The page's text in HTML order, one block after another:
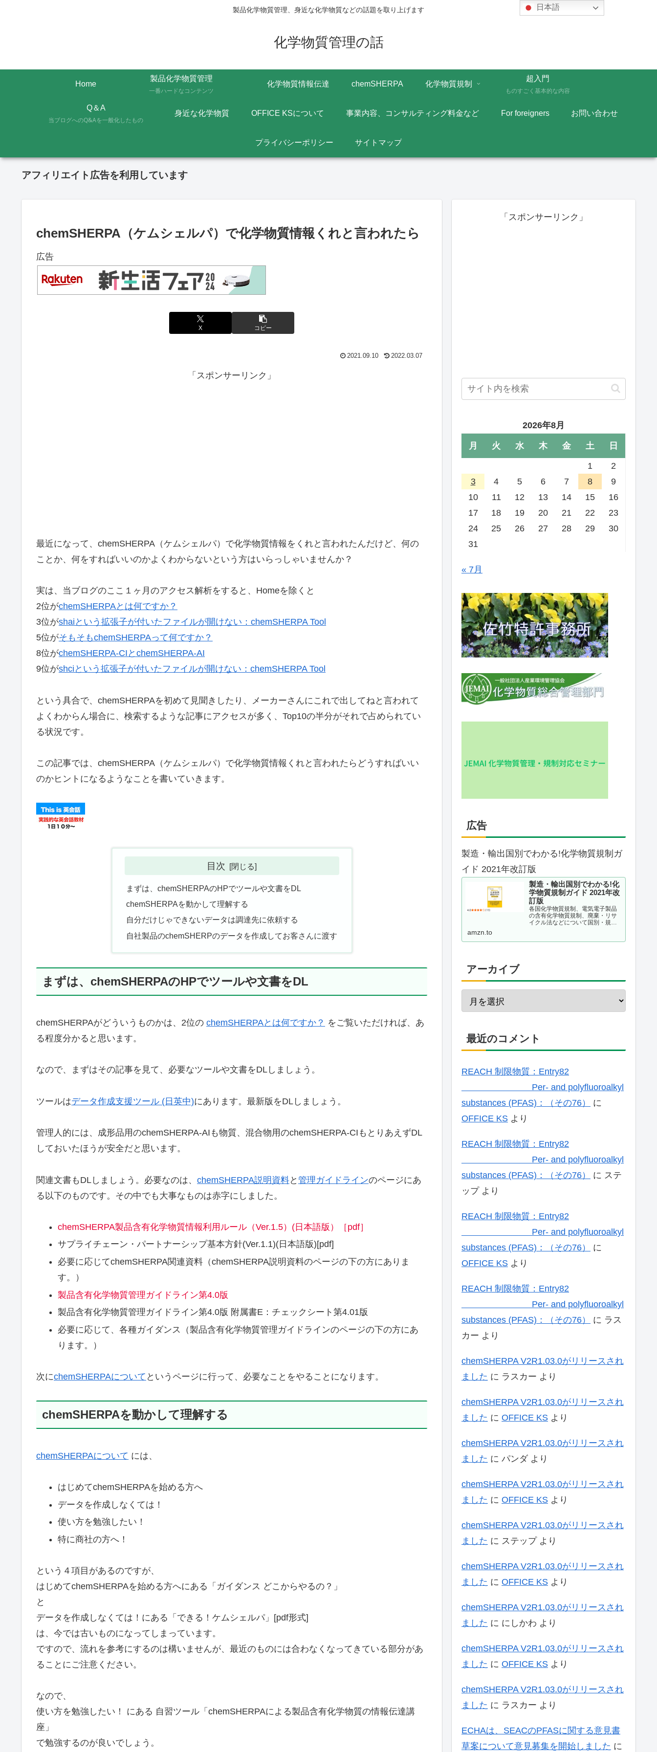
製品化学物質管理、身近な化学物質などの話題を取り上げます
化学物質管理の話
Home
製品化学物質管理
一番ハードなコンテンツ
化学物質情報伝達 chemSHERPA 化学物質規制
超入門
ものすごく基本的な内容
Q＆A
当ブログへのQ&Aを一般化したもの
身近な化学物質 OFFICE KSについて 事業内容、コンサルティング料金など For foreigners お問い合わせ
プライバシーポリシー サイトマップ
アフィリエイト広告を利用しています
chemSHERPA（ケムシェルパ）で化学物質情報くれと言われたら
広告
X コピー
2021.09.10 2022.03.07
「スポンサーリンク」
最近になって、chemSHERPA（ケムシェルパ）で化学物質情報をくれと言われたんだけど、何の
ことか、何をすればいいのかよくわからないという方はいらっしゃいませんか？
実は、当ブログのここ１ヶ月のアクセス解析をすると、Homeを除くと
2位がchemSHERPAとは何ですか？
3位がshaiという拡張子が付いたファイルが開けない：chemSHERPA Tool
5位がそもそもchemSHERPAって何ですか？
8位がchemSHERPA-CIとchemSHERPA-AI
9位がshciという拡張子が付いたファイルが開けない：chemSHERPA Tool
という具合で、chemSHERPAを初めて見聞きしたり、メーカーさんにこれで出してねと言われて
よくわからん場合に、検索するような記事にアクセスが多く、Top10の半分がそれで占められてい
る状況です。
この記事では、chemSHERPA（ケムシェルパ）で化学物質情報くれと言われたらどうすればいい
のかヒントになるようなことを書いていきます。
目次
まずは、chemSHERPAのHPでツールや文書をDL
chemSHERPAを動かして理解する
自分だけじゃできないデータは調達先に依頼する
自社製品のchemSHERPのデータを作成してお客さんに渡す
まずは、chemSHERPAのHPでツールや文書をDL
chemSHERPAがどういうものかは、2位の chemSHERPAとは何ですか？ をご覧いただければ、あ
る程度分かると思います。
なので、まずはその記事を見て、必要なツールや文書をDLしましょう。
ツールはデータ作成支援ツール (日英中)にあります。最新版をDLしましょう。
管理人的には、成形品用のchemSHERPA-AIも物質、混合物用のchemSHERPA-CIもとりあえずDL
しておいたほうが安全だと思います。
関連文書もDLしましょう。必要なのは、 chemSHERPA説明資料と 管理ガイドラインのページにあ
る以下のものです。その中でも大事なものは赤字にしました。
chemSHERPA製品含有化学物質情報利用ルール（Ver.1.5）(日本語版）［pdf］
サプライチェーン・パートナーシップ基本方針(Ver.1.1)(日本語版)[pdf]
必要に応じてchemSHERPA関連資料（chemSHERPA説明資料のページの下の方にありま
す。）
製品含有化学物質管理ガイドライン第4.0版
製品含有化学物質管理ガイドライン第4.0版 附属書E：チェックシート第4.01版
必要に応じて、各種ガイダンス（製品含有化学物質管理ガイドラインのページの下の方にあ
ります。）
次にchemSHERPAについて というページに行って、必要なことをやることになります。
chemSHERPAを動かして理解する
chemSHERPAについて には、
はじめてchemSHERPAを始める方へ
データを作成しなくては！
使い方を勉強したい！
特に商社の方へ！
という４項目があるのですが、
はじめてchemSHERPAを始める方へにある「ガイダンス どこからやるの？」
と
データを作成しなくては！にある「できる！ケムシェルパ」[pdf形式]
は、今では古いものになってしまっています。
ですので、流れを参考にするのは構いませんが、最近のものには合わなくなってきている部分があ
ることにご注意ください。
なので、
使い方を勉強したい！ にある 自習ツール「chemSHERPAによる製品含有化学物質の情報伝達講
座」
で勉強するのが良いでしょう。
「スポンサーリンク」
2026年8月
月 火 水 木 金 土 日
1
2
3
4 5 6 7 8
9
10
11 12 13 14 15
16
17
18 19 20 21 22
23
24
25 26 27 28 29
30
31
« 7月
広告
製造・輸出国別でわかる!化学物質規制ガ
イド 2021年改訂版
製造・輸出国別でわかる!化
学物質規制ガイド 2021年改
訂版
各国化学物質規制、電気電子製品
の含有化学物質規制、廃棄・リサ
イクル法などについて国別・規制
ている疑問をQ&A形式で事例掲載
amzn.to
アーカイブ
最近のコメント
REACH 制限物質：Entry82
Per- and polyfluoroalkyl
substances (PFAS)：（その76）
に
OFFICE KS より
REACH 制限物質：Entry82
Per- and polyfluoroalkyl
substances (PFAS)：（その76）
に ステ
ップより
REACH 制限物質：Entry82
Per- and polyfluoroalkyl
substances (PFAS)：（その76）
に
OFFICE KS より
REACH 制限物質：Entry82
Per- and polyfluoroalkyl
substances (PFAS)：（その76）
に ラス
カー より
chemSHERPA V2R1.03.0がリリースされ
ました に ラスカー より
chemSHERPA V2R1.03.0がリリースされ
ました に OFFICE KS より
chemSHERPA V2R1.03.0がリリースされ
ました に パンダ より
chemSHERPA V2R1.03.0がリリースされ
ました に OFFICE KS より
chemSHERPA V2R1.03.0がリリースされ
ました に ステップより
chemSHERPA V2R1.03.0がリリースされ
ました に OFFICE KS より
chemSHERPA V2R1.03.0がリリースされ
ました に にしかわ より
chemSHERPA V2R1.03.0がリリースされ
ました に OFFICE KS より
chemSHERPA V2R1.03.0がリリースされ
ました に ラスカー より
ECHAは、SEACのPFASに関する意見書
草案について意見募集を開始しました に
日本語